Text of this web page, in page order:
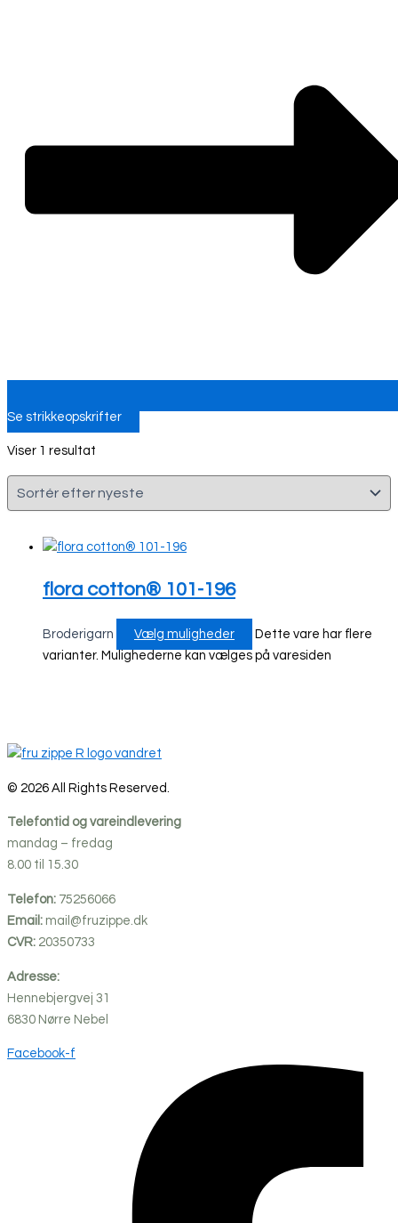
Se strikkeopskrifter
Viser 1 resultat
flora cotton® 101-196
Broderigarn Vælg muligheder
Dette vare har flere
varianter. Mulighederne kan vælges på varesiden
© 2026 All Rights Reserved.
Telefontid og vareindlevering
mandag – fredag
8.00 til 15.30
Telefon: 75256066
Email: mail@fruzippe.dk
CVR: 20350733
Adresse:
Hennebjergvej 31
6830 Nørre Nebel
Facebook-f